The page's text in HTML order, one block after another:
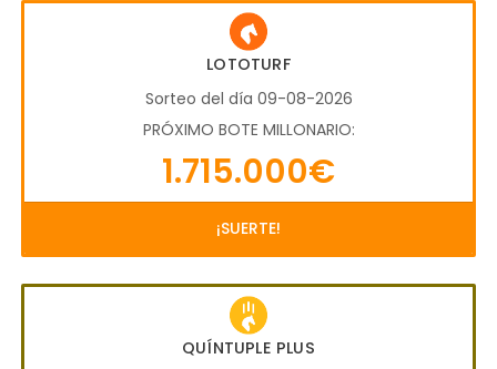
LOTOTURF
Sorteo del día 09-08-2026
PRÓXIMO BOTE MILLONARIO:
1.715.000€
¡SUERTE!
QUÍNTUPLE PLUS